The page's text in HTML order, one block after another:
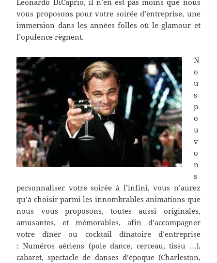
vous proposons pour votre soirée d’entreprise, une
immersion dans les années folles où le glamour et
l’opulence règnent.
N
o
u
s
p
o
u
v
o
n
s
personnaliser votre soirée à l’infini, vous n’aurez
qu’à choisir parmi les innombrables animations que
nous vous proposons, toutes aussi originales,
amusantes, et mémorables, afin d’accompagner
votre dîner ou cocktail dînatoire d’entreprise
: Numéros aériens (pole dance, cerceau, tissu …),
cabaret, spectacle de danses d’époque (Charleston,